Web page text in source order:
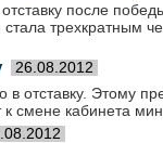
после
трехкратным
26.08.2012
в отставку. Этому
смене кабинета